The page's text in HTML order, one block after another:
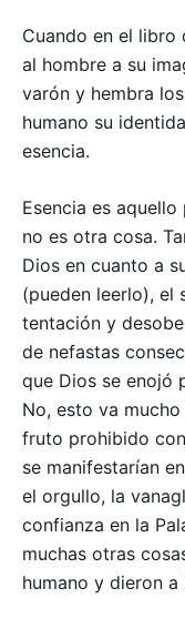
Cuando en el libro
al hombre a su
varón y hembra
humano su
esencia.
Esencia es
no es otra cosa.
Dios en cuanto a
(pueden leerlo), el
tentación y
de nefastas
que Dios se enojó
No, esto va
fruto prohibido
se manifestarían
el orgullo, la
confianza en la
muchas otras
humano y dieron